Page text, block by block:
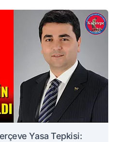
Yasa Tepkisi: